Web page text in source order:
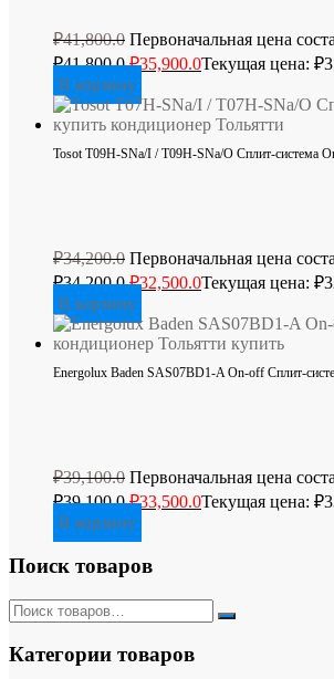
₽41,800.0 Первоначальная цена
₽41,800.0.₽35,900.0Текущая цена:
В корзину
Tosot T09H-SNa/I / T09H-SNa/O Сплит-система
₽34,200.0 Первоначальная цена
₽34,200.0.₽32,500.0Текущая цена:
В корзину
Energolux Baden SAS07BD1-A On-off Сплит-
₽39,100.0 Первоначальная цена
₽39,100.0.₽33,500.0Текущая цена:
В корзину
Поиск товаров
Категории товаров